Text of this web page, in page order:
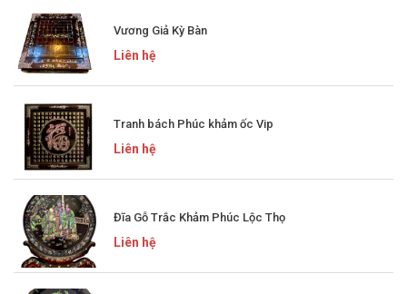
Vương Giả Kỳ Bàn
Liên hệ
Tranh bách Phúc khảm ốc Vip
Liên hệ
Đĩa Gỗ Trắc Khảm Phúc Lộc Thọ
Liên hệ